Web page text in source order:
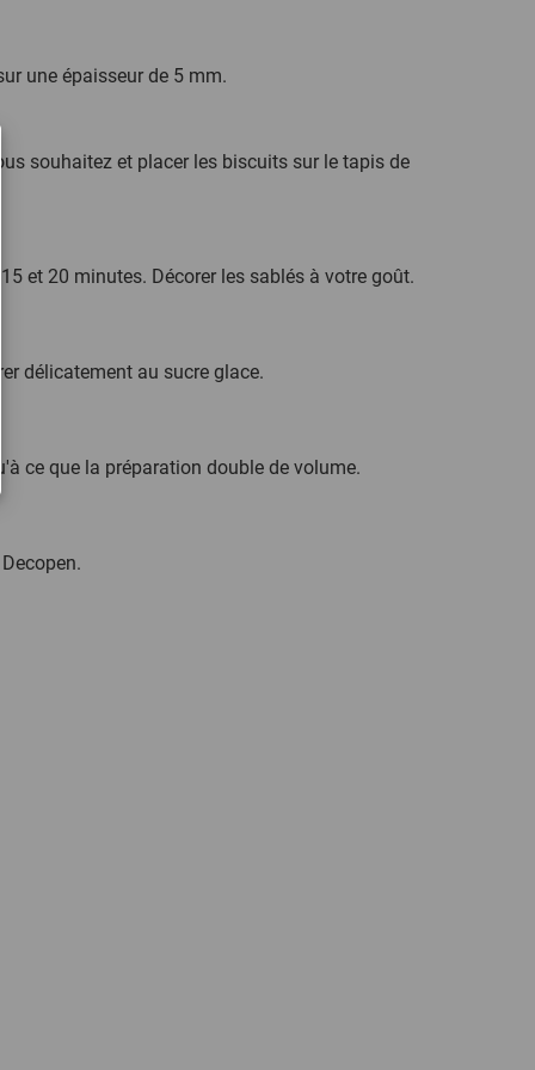
une épaisseur de 5 mm.
souhaitez et placer les biscuits sur le tapis de
et 20 minutes. Décorer les sablés à votre goût.
délicatement au sucre glace.
ce que la préparation double de volume.